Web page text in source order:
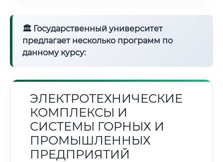
🏛 Государственный университет
предлагает несколько программ по
данному курсу:
ЭЛЕКТРОТЕХНИЧЕСКИЕ
КОМПЛЕКСЫ И
СИСТЕМЫ ГОРНЫХ И
ПРОМЫШЛЕННЫХ
ПРЕДПРИЯТИЙ